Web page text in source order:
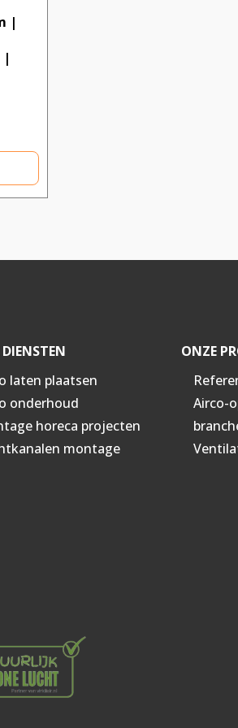
|
|
laten plaatsen
onderhoud
horeca projecten
montage
ONZE
Airco-